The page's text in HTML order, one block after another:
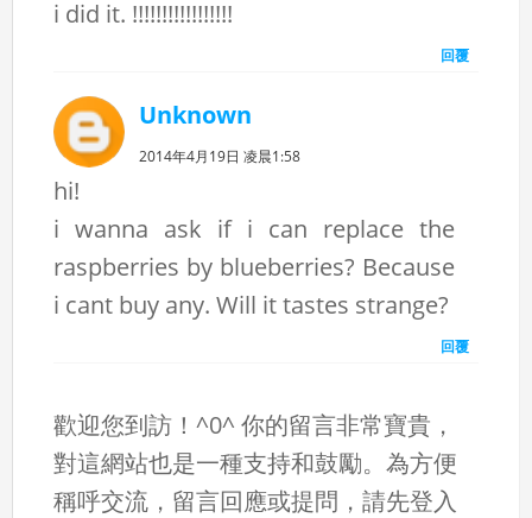
i did it. !!!!!!!!!!!!!!!!!
回覆
Unknown
2014年4月19日 凌晨1:58
hi!
i wanna ask if i can replace the
raspberries by blueberries? Because
i cant buy any. Will it tastes strange?
回覆
歡迎您到訪！^0^ 你的留言非常寶貴，
對這網站也是一種支持和鼓勵。為方便
稱呼交流，留言回應或提問，請先登入